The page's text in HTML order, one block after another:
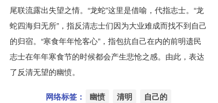
尾联流露出失望之情。“龙蛇”这里是借喻，代指志士。“龙
蛇四海归无所”，指反清志士们因为大业难成而找不到自己
的归宿。“寒食年年怆客心”，指包抗自己在内的前明遗民
志士在年年寒食节的时候都会产生悲怆之感。由此，表达
了反清无望的幽愤。
网络标签： 幽愤 清明 自己的